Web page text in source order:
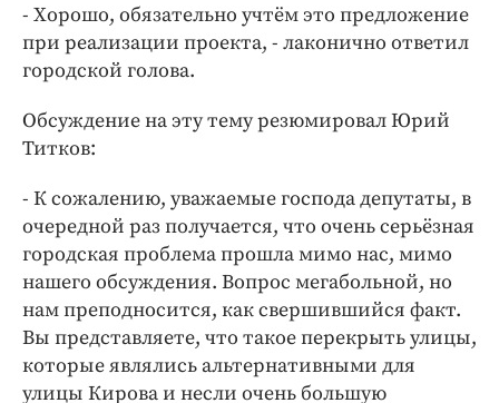
- Хорошо, обязательно учтём это предложение
при реализации проекта, - лаконично ответил
городской голова.
Обсуждение на эту тему резюмировал Юрий
Титков:
- К сожалению, уважаемые господа депутаты, в
очередной раз получается, что очень серьёзная
городская проблема прошла мимо нас, мимо
нашего обсуждения. Вопрос мегабольной, но
нам преподносится, как свершившийся факт.
Вы представляете, что такое перекрыть улицы,
которые являлись альтернативными для
улицы Кирова и несли очень большую